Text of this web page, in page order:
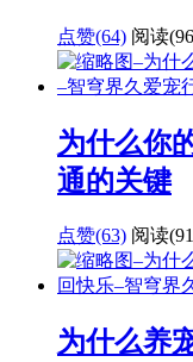
点赞(64) 阅读
为什么你
通的关键
点赞(63) 阅读
为什么养